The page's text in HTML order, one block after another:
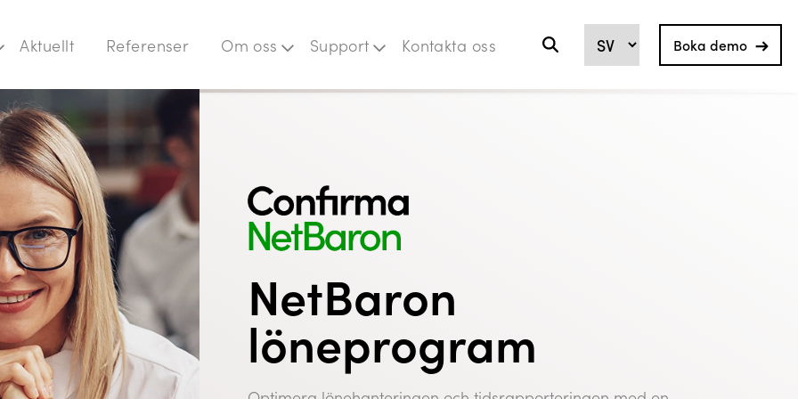
Aktuellt Referenser Om oss
Faktureringsinformation
Rekrytering
Support
Domus
Quick3
Träningsbranschen
Cash-In
Kontakta oss Boka demo
NetBaron
löneprogram